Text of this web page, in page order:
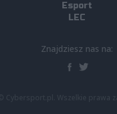
Esport
LEC
Znajdziesz nas na: